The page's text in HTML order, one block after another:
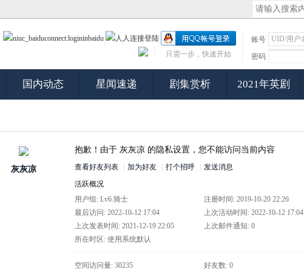
账号
密码
只需一步，快速开始
国内动态 星闻速递 剧集赏析 2021年英剧
灰灰凉
抱歉！由于 灰灰凉 的隐私设置，您不能访问当前内容
查看好友列表 加为好友 打个招呼
发送消息
活跃概况
用户组: Lv6.骑士
注册时间: 2019-10-20 22:26
最后访问: 2022-10-12 17:04
上次活动时间: 2022-10-12 17:04
上次发表时间: 2021-12-19 22:05
上次邮件通知: 0
所在时区: 使用系统默认
空间访问量: 30235 好友数: 0